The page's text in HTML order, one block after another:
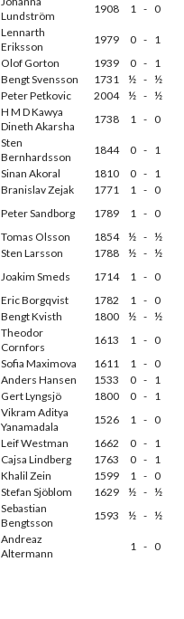
Lundström
1908 1 - 0
Lennarth
Eriksson
1979 0 - 1
Olof Gorton 1939 0 - 1
Bengt Svensson 1731 ½ - ½
Peter Petkovic 2004 ½ - ½
H M D Kawya
Dineth Akarsha
1738 1 - 0
Sten
Bernhardsson
1844 0 - 1
Sinan Akoral 1810 0 - 1
Branislav Zejak 1771 1 - 0
Peter Sandborg 1789 1 - 0
Tomas Olsson 1854 ½ - ½
Sten Larsson 1788 ½ - ½
Joakim Smeds 1714 1 - 0
Eric Borgqvist 1782 1 - 0
Bengt Kvisth 1800 ½ - ½
Theodor
Cornfors
1613 1 - 0
Sofia Maximova 1611 1 - 0
Anders Hansen 1533 0 - 1
Gert Lyngsjö 1800 0 - 1
Vikram Aditya
Yanamadala
1526 1 - 0
Leif Westman 1662 0 - 1
Cajsa Lindberg 1763 0 - 1
Khalil Zein 1599 1 - 0
Stefan Sjöblom 1629 ½ - ½
Sebastian
Bengtsson
1593 ½ - ½
Andreaz
Altermann
1 - 0